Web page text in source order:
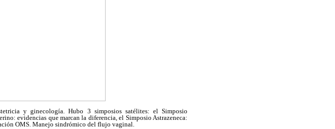
y ginecología. Hubo 3 simposios satélites: el Simposio
evidencias que marcan la diferencia, el Simposio Astrazeneca:
OMS. Manejo sindrómico del flujo vaginal.